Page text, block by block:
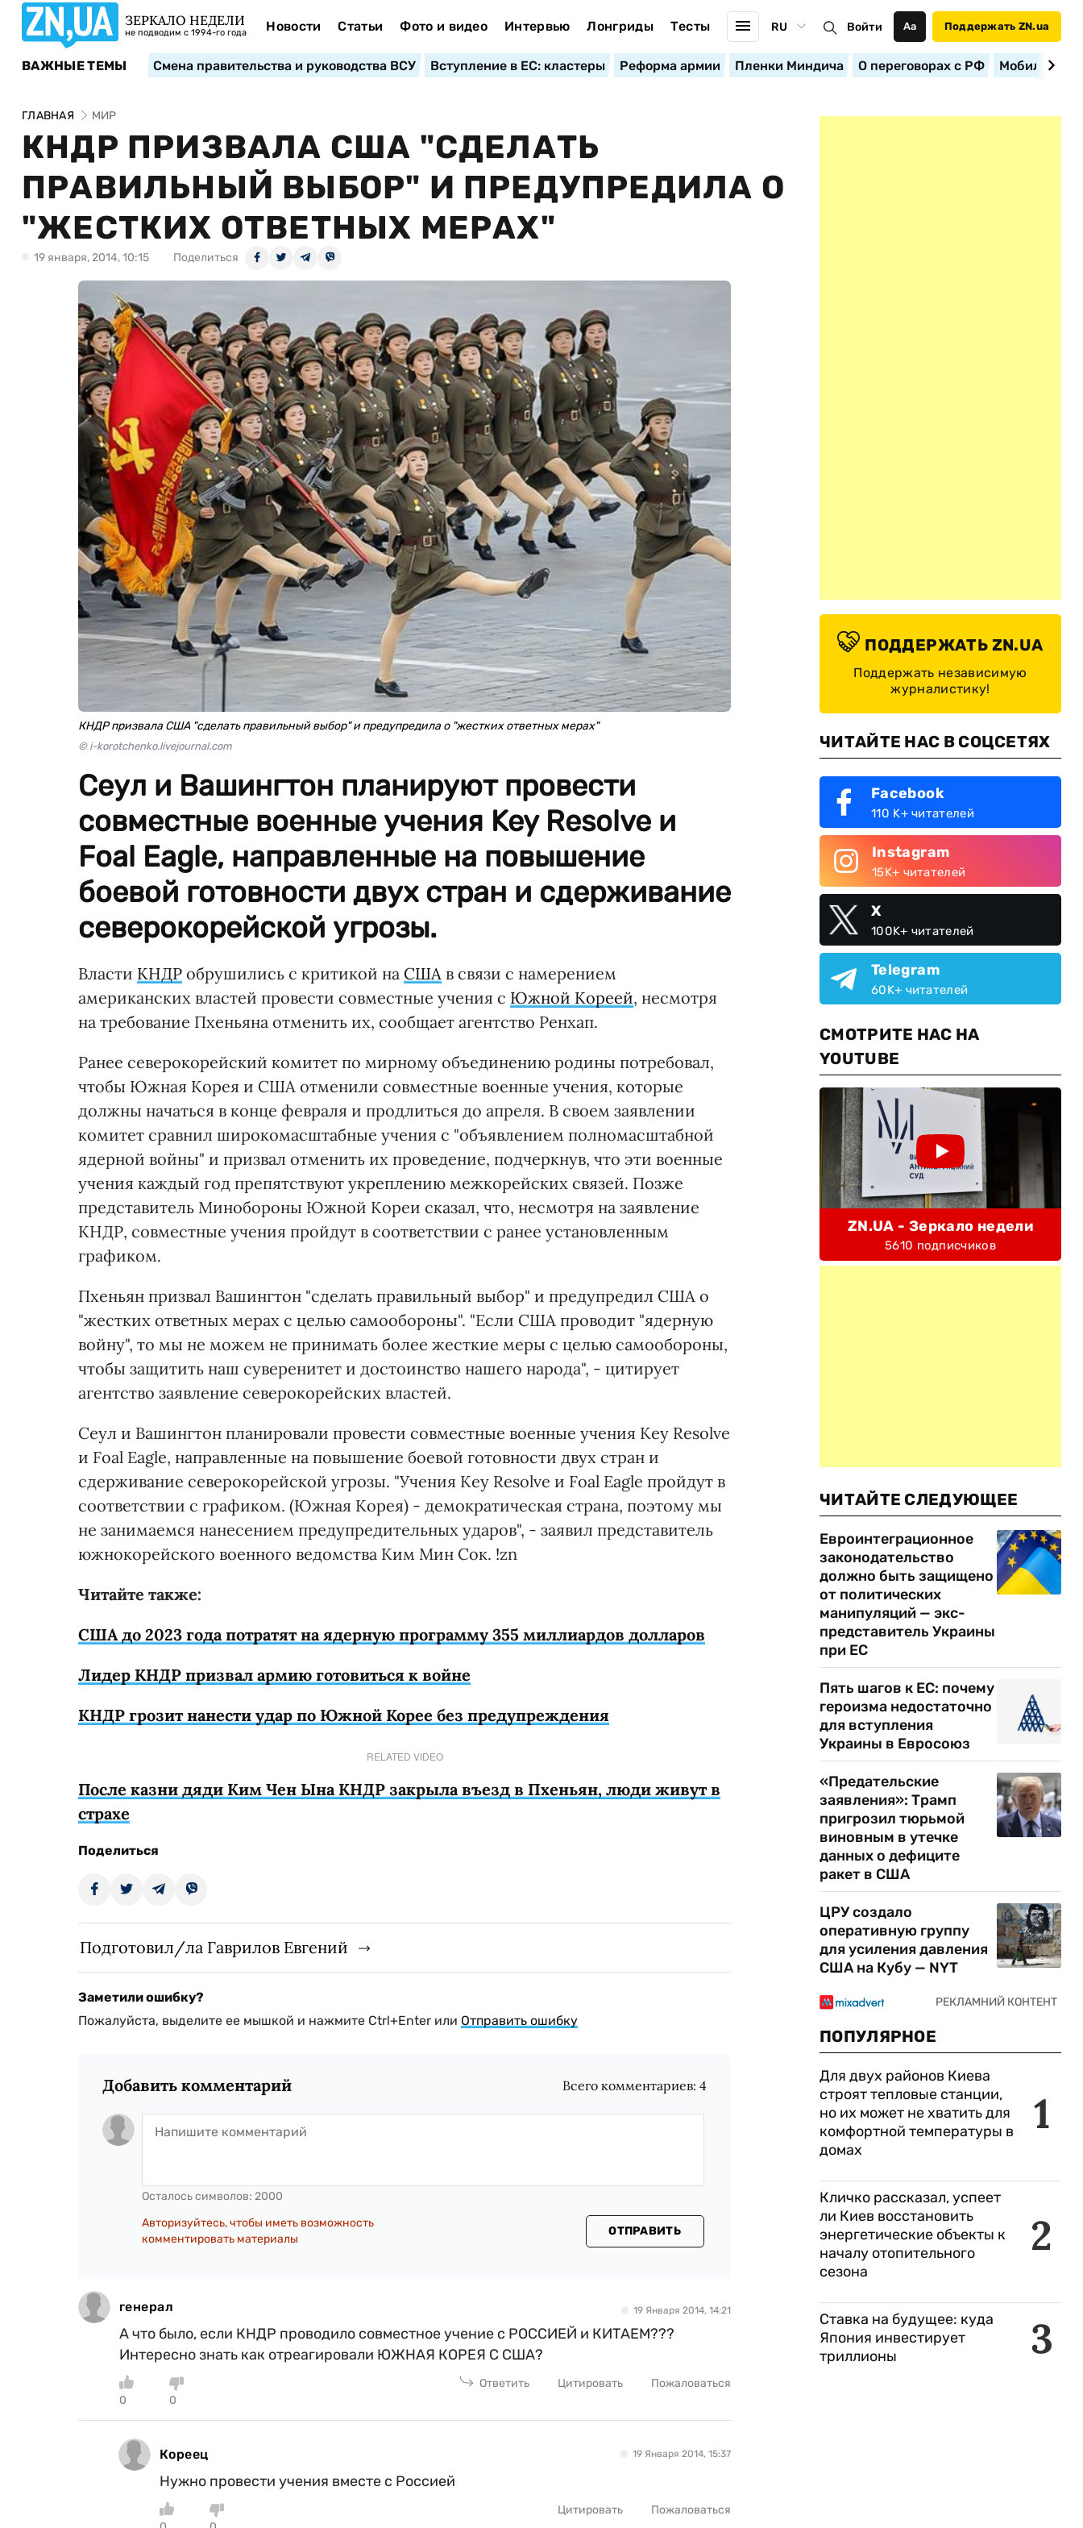
ЗЕРКАЛО НЕДЕЛИ
не подводим с 1994-го года Новости Статьи Фото и видео Интервью Лонгриды Тесты RU Войти Аа Поддержать ZN.ua
ВАЖНЫЕ ТЕМЫ Смена правительства и руководства ВСУ Вступление в ЕС: кластеры Реформа армии Пленки Миндича О переговорах с РФ
ГЛАВНАЯ МИР
КНДР ПРИЗВАЛА США "СДЕЛАТЬ
ПРАВИЛЬНЫЙ ВЫБОР" И ПРЕДУПРЕДИЛА О
"ЖЕСТКИХ ОТВЕТНЫХ МЕРАХ"
19 января, 2014, 10:15 Поделиться
КНДР призвала США "сделать правильный выбор" и предупредила о "жестких ответных мерах"
© i-korotchenko.livejournal.com
Сеул и Вашингтон планируют провести
совместные военные учения Key Resolve и
Foal Eagle, направленные на повышение
боевой готовности двух стран и сдерживание
северокорейской угрозы.
Власти КНДР обрушились с критикой на США в связи с намерением
американских властей провести совместные учения с Южной Кореей, несмотря
на требование Пхеньяна отменить их, сообщает агентство Ренхап.
Ранее северокорейский комитет по мирному объединению родины потребовал,
чтобы Южная Корея и США отменили совместные военные учения, которые
должны начаться в конце февраля и продлиться до апреля. В своем заявлении
комитет сравнил широкомасштабные учения с "объявлением полномасштабной
ядерной войны" и призвал отменить их проведение, подчеркнув, что эти военные
учения каждый год препятствуют укреплению межкорейских связей. Позже
представитель Минобороны Южной Кореи сказал, что, несмотря на заявление
КНДР, совместные учения пройдут в соответствии с ранее установленным
графиком.
Пхеньян призвал Вашингтон "сделать правильный выбор" и предупредил США о
"жестких ответных мерах с целью самообороны". "Если США проводит "ядерную
войну", то мы не можем не принимать более жесткие меры с целью самообороны,
чтобы защитить наш суверенитет и достоинство нашего народа", - цитирует
агентство заявление северокорейских властей.
Сеул и Вашингтон планировали провести совместные военные учения Key Resolve
и Foal Eagle, направленные на повышение боевой готовности двух стран и
сдерживание северокорейской угрозы. "Учения Key Resolve и Foal Eagle пройдут в
соответствии с графиком. (Южная Корея) - демократическая страна, поэтому мы
не занимаемся нанесением предупредительных ударов", - заявил представитель
южнокорейского военного ведомства Ким Мин Сок. !zn
Читайте также:
США до 2023 года потратят на ядерную программу 355 миллиардов долларов
Лидер КНДР призвал армию готовиться к войне
КНДР грозит нанести удар по Южной Корее без предупреждения
RELATED VIDEO
После казни дяди Ким Чен Ына КНДР закрыла въезд в Пхеньян, люди живут в
страхе
Поделиться
Подготовил/ла Гаврилов Евгений
Заметили ошибку?
Пожалуйста, выделите ее мышкой и нажмите Ctrl+Enter или Отправить ошибку
Добавить комментарий Всего комментариев:4
Осталось символов: 2000
Авторизуйтесь, чтобы иметь возможность
комментировать материалы
ОТПРАВИТЬ
генерал 19 Января 2014, 14:21
А что было, если КНДР проводило совместное учение с РОССИЕЙ и КИТАЕМ???
Интересно знать как отреагировали ЮЖНАЯ КОРЕЯ С США?
0 0
Ответить Цитировать Пожаловаться
Кореец 19 Января 2014, 15:37
Нужно провести учения вместе с Россией
Цитировать Пожаловаться
ПОДДЕРЖАТЬ ZN.UA
Поддержать независимую
журналистику!
ЧИТАЙТЕ НАС В СОЦСЕТЯХ
Facebook
110 K+ читателей
Instagram
15K+ читателей
X
100K+ читателей
Telegram
60K+ читателей
СМОТРИТЕ НАС НА
YOUTUBE
ZN.UA - Зеркало недели
5610 подписчиков
ЧИТАЙТЕ СЛЕДУЮЩЕЕ
Евроинтеграционное
законодательство
должно быть защищено
от политических
манипуляций — экс-
представитель Украины
при ЕС
Пять шагов к ЕС: почему
героизма недостаточно
для вступления
Украины в Евросоюз
«Предательские
заявления»: Трамп
пригрозил тюрьмой
виновным в утечке
данных о дефиците
ракет в США
ЦРУ создало
оперативную группу
для усиления давления
США на Кубу — NYT
ПОПУЛЯРНОЕ
1
Для двух районов Киева
строят тепловые станции,
но их может не хватить для
комфортной температуры в
домах
2
Кличко рассказал, успеет
ли Киев восстановить
энергетические объекты к
началу отопительного
сезона
3
Ставка на будущее: куда
Япония инвестирует
триллионы